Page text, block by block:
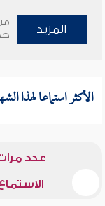
المزيد
الأكثر استماعا لهذا
عدد